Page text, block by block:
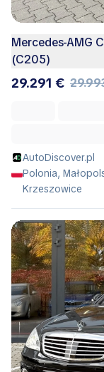
Mercedes-AMG
(C205)
29.291 €
AutoDiscover.pl
Polonia,
Krzeszowice